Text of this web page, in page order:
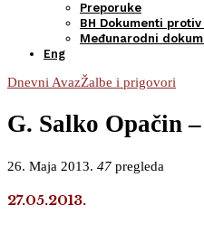
Preporuke
BH Dokumenti
Međunarodni
Eng
Dnevni AvazŽalbe i prigovori
G. Salko Opačin
26. Maja 2013. 47 pregleda
27.05.2013.